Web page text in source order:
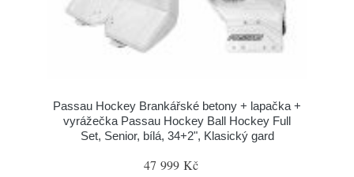
Passau Hockey Brankářské betony + lapačka +
vyrážečka Passau Hockey Ball Hockey Full
Set, Senior, bílá, 34+2", Klasický gard
47 999 Kč